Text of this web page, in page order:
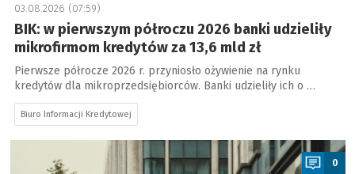
03.08.2026 (07:59)
BIK: w pierwszym półroczu 2026 banki udzieliły
mikrofirmom kredytów za 13,6 mld zł
Pierwsze półrocze 2026 r. przyniosło ożywienie na rynku
kredytów dla mikroprzedsiębiorców. Banki udzieliły ich o …
Biuro Informacji Kredytowej
a
0